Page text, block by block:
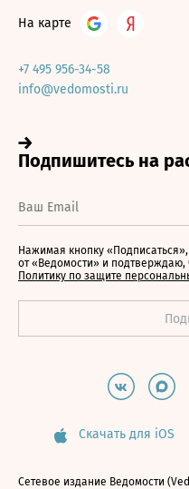
На карте
+7 495 956-34-58
info@vedomosti.ru
Нажимая кнопку
от «Ведомости» и
Политику по защите
Скачать для iOS
Сетевое издание Ведомости